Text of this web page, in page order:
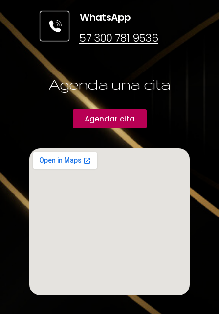
WhatsApp
57 300 781 9536
Agenda una cita
Agendar cita